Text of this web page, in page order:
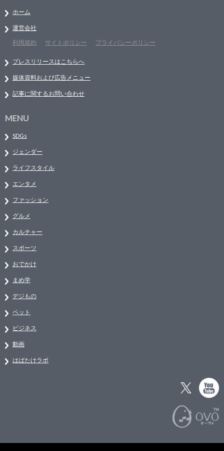
ホーム
運営会社
利用規約
サイトポリシー プライバシーポリシー
プレスリリースはこちらへ
媒体資料および広告メニュー
記事に関するお問い合わせ
MENU
SDGs
ジェンダー
ライフスタイル
エンタメ
ファッション
グルメ
カルチャー
スポーツ
おでかけ
まめ学
デジもの
ペット
ビジネス
動画
はばたけラボ